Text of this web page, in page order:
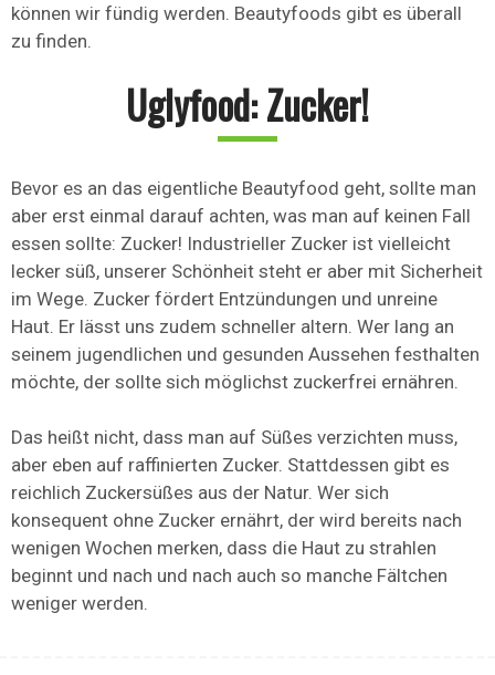
können wir fündig werden. Beautyfoods gibt es überall
zu finden.
Uglyfood: Zucker!
Bevor es an das eigentliche Beautyfood geht, sollte man
aber erst einmal darauf achten, was man auf keinen Fall
essen sollte: Zucker! Industrieller Zucker ist vielleicht
lecker süß, unserer Schönheit steht er aber mit Sicherheit
im Wege. Zucker fördert Entzündungen und unreine
Haut. Er lässt uns zudem schneller altern. Wer lang an
seinem jugendlichen und gesunden Aussehen festhalten
möchte, der sollte sich möglichst zuckerfrei ernähren.
Das heißt nicht, dass man auf Süßes verzichten muss,
aber eben auf raffinierten Zucker. Stattdessen gibt es
reichlich Zuckersüßes aus der Natur. Wer sich
konsequent ohne Zucker ernährt, der wird bereits nach
wenigen Wochen merken, dass die Haut zu strahlen
beginnt und nach und nach auch so manche Fältchen
weniger werden.